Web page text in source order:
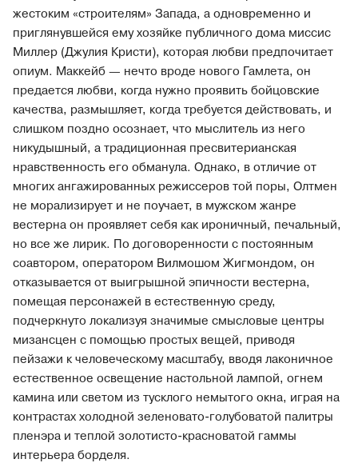
жестоким «строителям» Запада, а одновременно и
приглянувшейся ему хозяйке публичного дома миссис
Миллер (Джулия Кристи), которая любви предпочитает
опиум. Маккейб — нечто вроде нового Гамлета, он
предается любви, когда нужно проявить бойцовские
качества, размышляет, когда требуется действовать, и
слишком поздно осознает, что мыслитель из него
никудышный, а традиционная пресвитерианская
нравственность его обманула. Однако, в отличие от
многих ангажированных режиссеров той поры, Олтмен
не морализирует и не поучает, в мужском жанре
вестерна он проявляет себя как ироничный, печальный,
но все же лирик. По договоренности с постоянным
соавтором, оператором Вилмошом Жигмондом, он
отказывается от выигрышной эпичности вестерна,
помещая персонажей в естественную среду,
подчеркнуто локализуя значимые смысловые центры
мизансцен с помощью простых вещей, приводя
пейзажи к человеческому масштабу, вводя лаконичное
естественное освещение настольной лампой, огнем
камина или светом из тусклого немытого окна, играя на
контрастах холодной зеленовато-голубоватой палитры
пленэра и теплой золотисто-красноватой гаммы
интерьера борделя.